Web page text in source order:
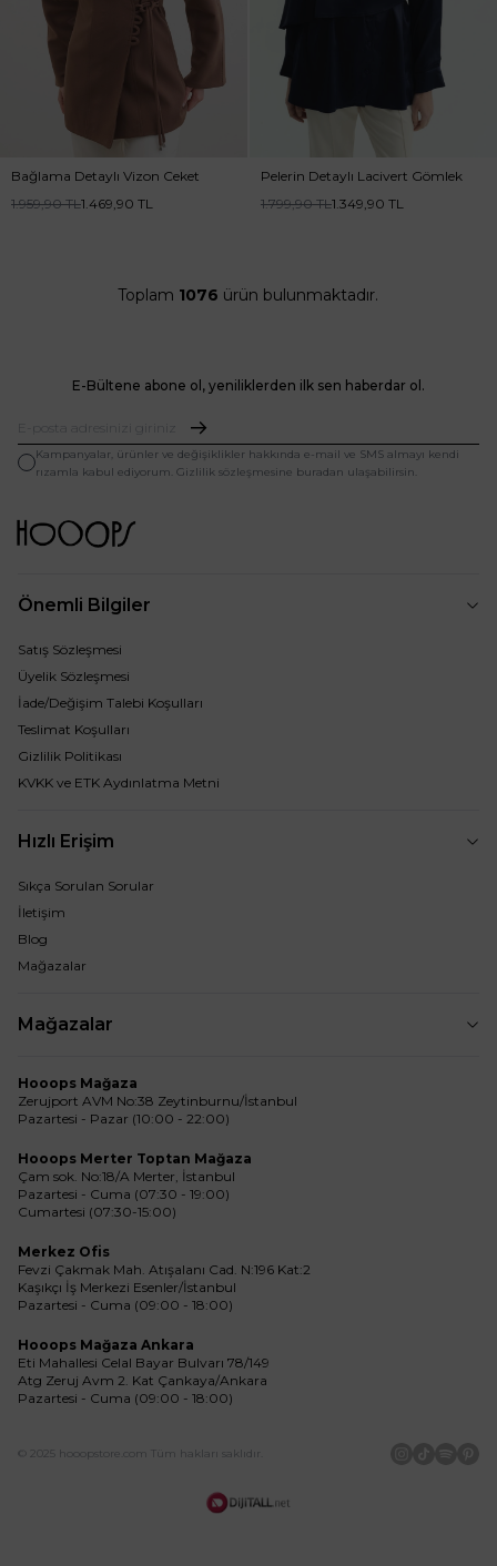
Bağlama Detaylı Vizon Ceket
1.959,90TL1.469,90 TL
Pelerin Detaylı Lacivert Gömlek
1.799,90TL1.349,90 TL
Toplam 1076 ürün bulunmaktadır.
E-Bültene abone ol, yeniliklerden ilk sen haberdar ol.
Kampanyalar, ürünler ve değişiklikler hakkında e-mail ve SMS almayı kendi
rızamla kabul ediyorum. Gizlilik sözleşmesine buradan ulaşabilirsin.
Önemli Bilgiler
Satış Sözleşmesi
Üyelik Sözleşmesi
İade/Değişim Talebi Koşulları
Teslimat Koşulları
Gizlilik Politikası
KVKK ve ETK Aydınlatma Metni
Hızlı Erişim
Sıkça Sorulan Sorular
İletişim
Blog
Mağazalar
Mağazalar
Hooops Mağaza
Zerujport AVM No:38 Zeytinburnu/İstanbul
Pazartesi - Pazar (10:00 - 22:00)
Hooops Merter Toptan Mağaza
Çam sok. No:18/A Merter, İstanbul
Pazartesi - Cuma (07:30 - 19:00)
Cumartesi (07:30-15:00)
Merkez Ofis
Fevzi Çakmak Mah. Atışalanı Cad. N:196 Kat:2
Kaşıkçı İş Merkezi Esenler/İstanbul
Pazartesi - Cuma (09:00 - 18:00)
Hooops Mağaza Ankara
Eti Mahallesi Celal Bayar Bulvarı 78/149
Atg Zeruj Avm 2. Kat Çankaya/Ankara
Pazartesi - Cuma (09:00 - 18:00)
© 2025 hooopstore.com Tüm hakları saklıdır.